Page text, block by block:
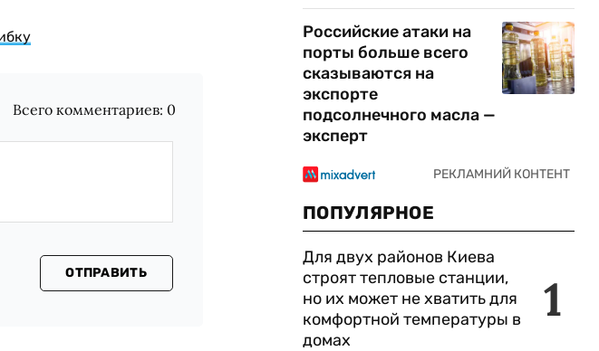
Всего комментариев: 0
ОТПРАВИТЬ
Российские атаки на
порты больше всего
сказываются на
экспорте
подсолнечного масла —
эксперт
ПОПУЛЯРНОЕ
1
Для двух районов Киева
строят тепловые станции,
но их может не хватить для
комфортной температуры в
домах